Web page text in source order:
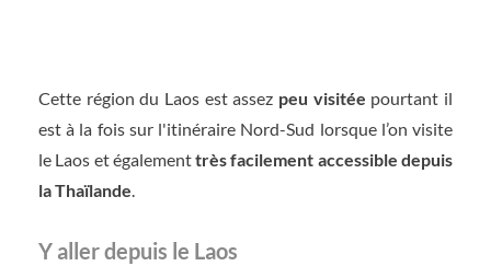
Cette région du Laos est assez peu visitée pourtant il
est à la fois sur l'itinéraire Nord-Sud lorsque l’on visite
le Laos et égalementtrès facilement accessible depuis
la Thaïlande.
Y aller depuis le Laos